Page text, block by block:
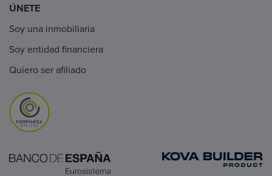
ÚNETE
Soy una inmobiliaria
Soy entidad financiera
Quiero ser afiliado